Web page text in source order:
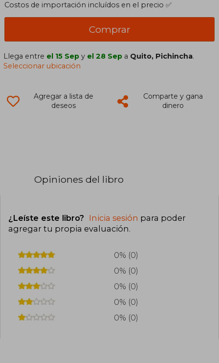
Costos de importación incluídos en el precio ✅
Comprar
Llega entre el 15 Sep y el 28 Sep a Quito, Pichincha.
Seleccionar ubicación
Agregar a lista de
deseos
Comparte y gana
dinero
Opiniones del libro
¿Leíste este libro? Inicia sesión para poder
agregar tu propia evaluación.
0% (0)
0% (0)
0% (0)
0% (0)
0% (0)